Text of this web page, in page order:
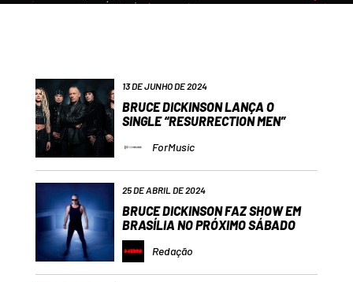
13 DE JUNHO DE 2024
BRUCE DICKINSON LANÇA O
SINGLE “RESURRECTION MEN”
ForMusic
25 DE ABRIL DE 2024
BRUCE DICKINSON FAZ SHOW EM
BRASÍLIA NO PRÓXIMO SÁBADO
Redação